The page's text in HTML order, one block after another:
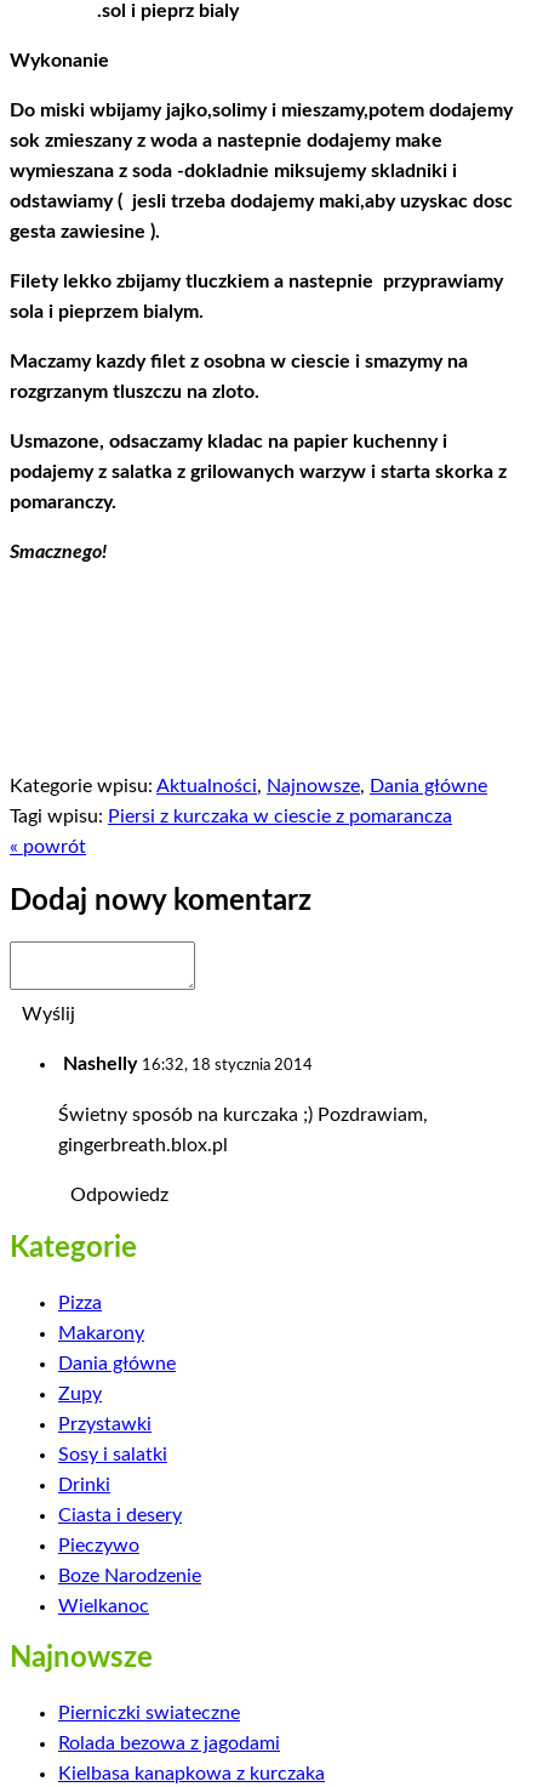
.sol i pieprz bialy
Wykonanie
Do miski wbijamy jajko,solimy i mieszamy,potem dodajemy
sok zmieszany z woda a nastepnie dodajemy make
wymieszana z soda -dokladnie miksujemy skladniki i
odstawiamy ( jesli trzeba dodajemy maki,aby uzyskac dosc
gesta zawiesine ).
Filety lekko zbijamy tluczkiem a nastepnie przyprawiamy
sola i pieprzem bialym.
Maczamy kazdy filet z osobna w ciescie i smazymy na
rozgrzanym tluszczu na zloto.
Usmazone, odsaczamy kladac na papier kuchenny i
podajemy z salatka z grilowanych warzyw i starta skorka z
pomaranczy.
Smacznego!
Kategorie wpisu: Aktualności, Najnowsze, Dania główne
Tagi wpisu: Piersi z kurczaka w ciescie z pomarancza
« powrót
Dodaj nowy komentarz
Wyślij
Nashelly 16:32, 18 stycznia 2014
Świetny sposób na kurczaka ;) Pozdrawiam,
gingerbreath.blox.pl
Odpowiedz
Kategorie
Pizza
Makarony
Dania główne
Zupy
Przystawki
Sosy i salatki
Drinki
Ciasta i desery
Pieczywo
Boze Narodzenie
Wielkanoc
Najnowsze
Pierniczki swiateczne
Rolada bezowa z jagodami
Kielbasa kanapkowa z kurczaka